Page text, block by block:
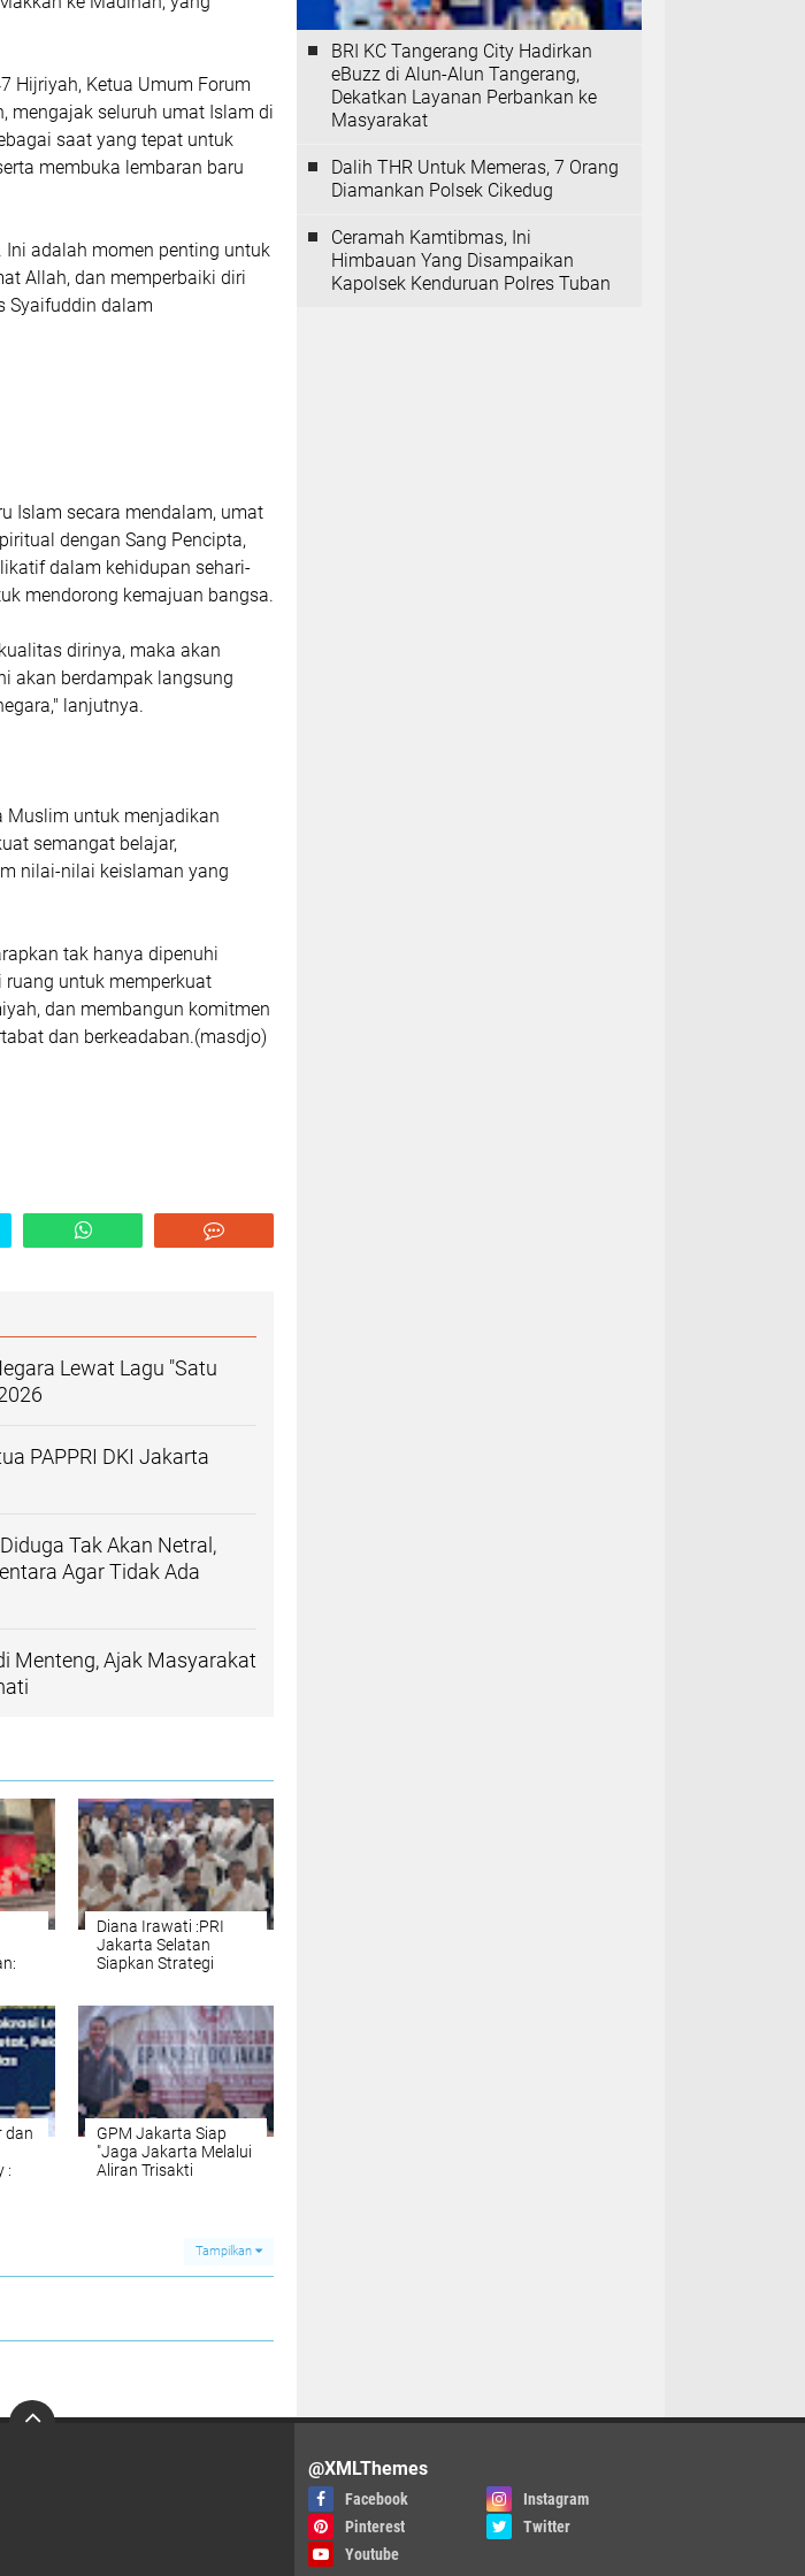
Hijriyah, Ketua Umum Forum
mengajak seluruh umat Islam di
saat yang tepat untuk
membuka lembaran baru
Ini adalah momen penting untuk
Allah, dan memperbaiki diri
Syaifuddin dalam
Islam secara mendalam, umat
dengan Sang Pencipta,
dalam kehidupan sehari-
mendorong kemajuan bangsa.
dirinya, maka akan
akan berdampak langsung
lanjutnya.
Muslim untuk menjadikan
semangat belajar,
nilai-nilai keislaman yang
tak hanya dipenuhi
untuk memperkuat
dan membangun komitmen
dan berkeadaban.(masdjo)
Lewat Lagu "Satu
PAPPRI DKI Jakarta
Tak Akan Netral,
Agar Tidak Ada
Menteng, Ajak Masyarakat
Diana Irawati :PRI
Jakarta Selatan
Siapkan Strategi
Mendatangkan
dan
:
GPM Jakarta Siap
"Jaga Jakarta Melalui
Aliran Trisakti
Tampilkan
BRI KC Tangerang City Hadirkan
eBuzz di Alun-Alun Tangerang,
Dekatkan Layanan Perbankan ke
Masyarakat
Dalih THR Untuk Memeras, 7 Orang
Diamankan Polsek Cikedug
Ceramah Kamtibmas, Ini
Himbauan Yang Disampaikan
Kapolsek Kenduruan Polres Tuban
@XMLThemes
Facebook
Instagram
Pinterest
Twitter
Youtube